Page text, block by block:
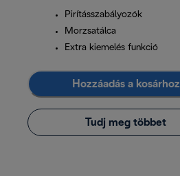
Pirításszabályozók
Morzsatálca
Extra kiemelés funkció
Hozzáadás a kosárhoz
Tudj meg többet